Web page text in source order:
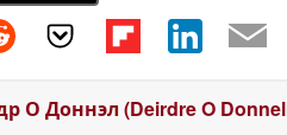
О Доннэл (Deirdre O